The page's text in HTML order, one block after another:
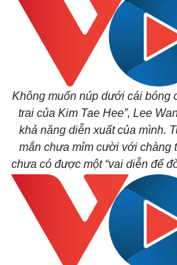
Không muốn núp dưới cái bóng
trai của Kim Tae Hee”, Lee
khả năng diễn xuất của mình.
mắn chưa mỉm cười với chàng
chưa có được một “vai diễn để